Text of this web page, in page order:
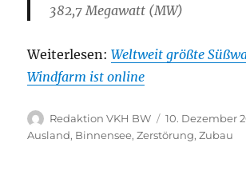
382,7 Megawatt (MW)
Weiterlesen:Weltweit größte
Windfarm ist online
Autor
Redaktion VKH BW
Veröffentlicht
am
10. Dezember
Ausland, Binnensee,Zerstörung,Zubau